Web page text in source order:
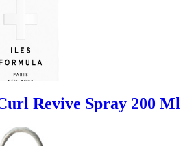
Revive Spray 200 Ml